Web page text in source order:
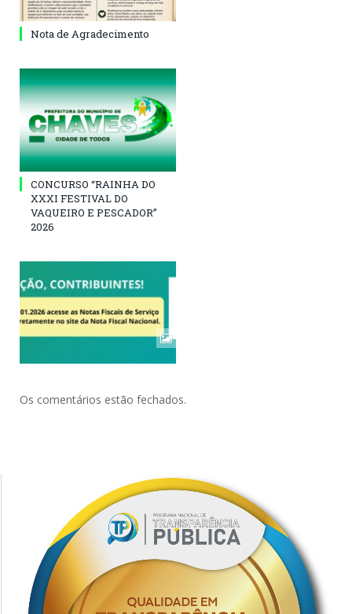
Nota de Agradecimento
CONCURSO “RAINHA DO
XXXI FESTIVAL DO
VAQUEIRO E PESCADOR”
2026
Os comentários estão fechados.